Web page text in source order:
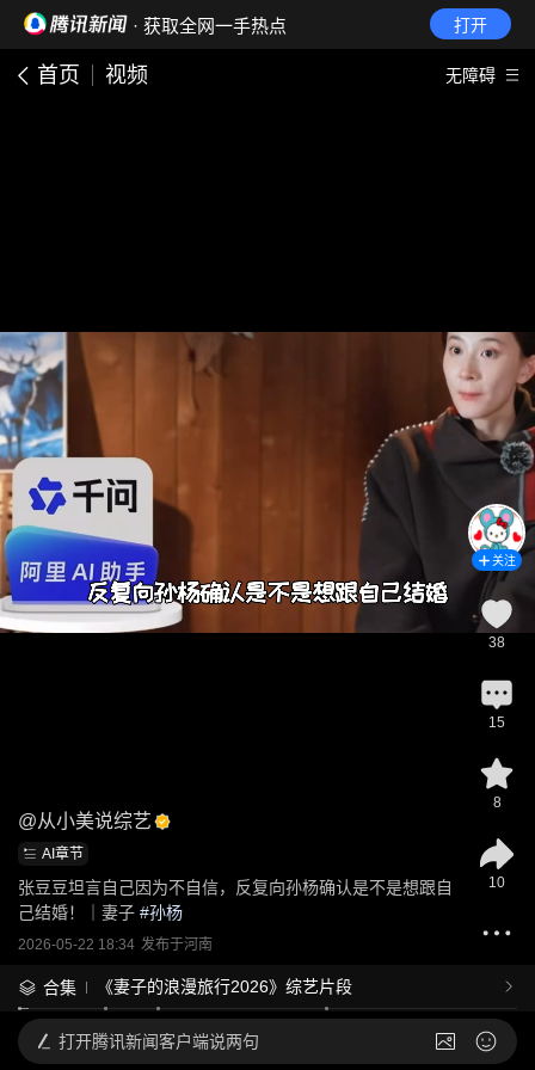
· 获取全网一手热点 打开
首页 视频 无障碍
@从小美说综艺
AI章节
张豆豆坦言自己因为不自信，反复向孙杨确认是不是想跟自
己结婚！｜妻子 #孙杨
2026-05-22 18:34 发布于河南
合集 《妻子的浪漫旅行2026》综艺片段
关注
38
15
8
10
打开腾讯新闻客户端说两句